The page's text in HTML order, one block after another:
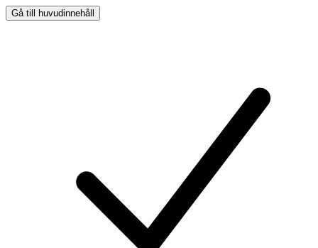
Gå till huvudinnehåll